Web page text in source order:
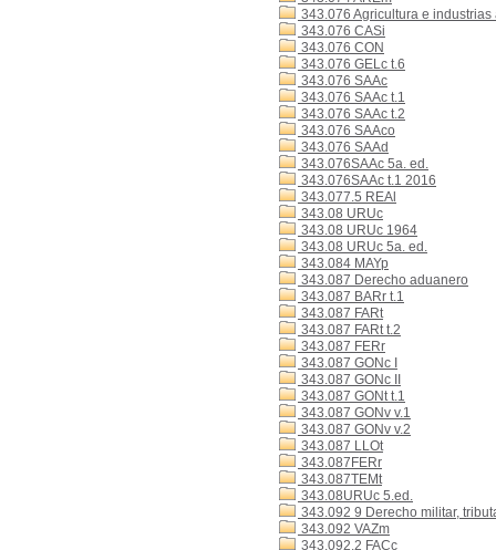
343.076 Agricultura e industrias
343.076 CASi
343.076 CON
343.076 GELc t.6
343.076 SAAc
343.076 SAAc t.1
343.076 SAAc t.2
343.076 SAAco
343.076 SAAd
343.076SAAc 5a. ed.
343.076SAAc t.1 2016
343.077.5 REAl
343.08 URUc
343.08 URUc 1964
343.08 URUc 5a. ed.
343.084 MAYp
343.087 Derecho aduanero
343.087 BARr t.1
343.087 FARt
343.087 FARt t.2
343.087 FERr
343.087 GONc I
343.087 GONc II
343.087 GONt t.1
343.087 GONv v.1
343.087 GONv v.2
343.087 LLOt
343.087FERr
343.087TEMt
343.08URUc 5.ed.
343.092 9 Derecho militar,
343.092 VAZm
343.092.2 FACc